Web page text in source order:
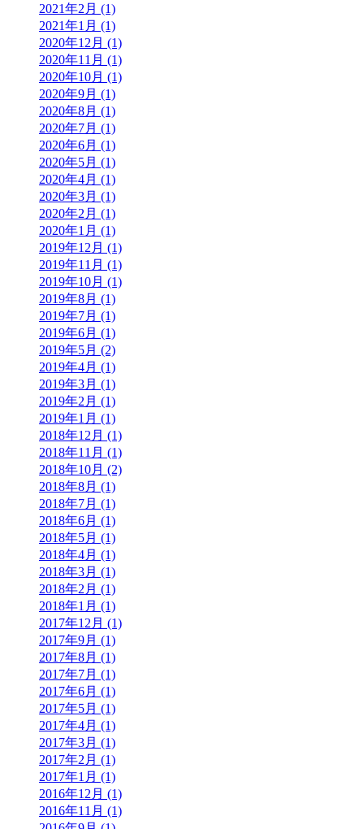
2021年2月 (1)
2021年1月 (1)
2020年12月 (1)
2020年11月 (1)
2020年10月 (1)
2020年9月 (1)
2020年8月 (1)
2020年7月 (1)
2020年6月 (1)
2020年5月 (1)
2020年4月 (1)
2020年3月 (1)
2020年2月 (1)
2020年1月 (1)
2019年12月 (1)
2019年11月 (1)
2019年10月 (1)
2019年8月 (1)
2019年7月 (1)
2019年6月 (1)
2019年5月 (2)
2019年4月 (1)
2019年3月 (1)
2019年2月 (1)
2019年1月 (1)
2018年12月 (1)
2018年11月 (1)
2018年10月 (2)
2018年8月 (1)
2018年7月 (1)
2018年6月 (1)
2018年5月 (1)
2018年4月 (1)
2018年3月 (1)
2018年2月 (1)
2018年1月 (1)
2017年12月 (1)
2017年9月 (1)
2017年8月 (1)
2017年7月 (1)
2017年6月 (1)
2017年5月 (1)
2017年4月 (1)
2017年3月 (1)
2017年2月 (1)
2017年1月 (1)
2016年12月 (1)
2016年11月 (1)